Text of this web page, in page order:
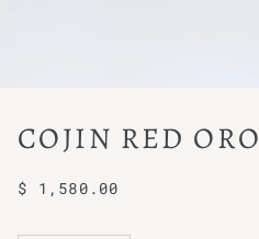
COJIN RED ORO
$ 1,580.00